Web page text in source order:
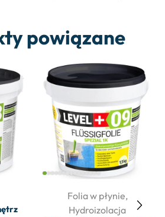
powiązane
Folia w płynie,
Hydroizolacja